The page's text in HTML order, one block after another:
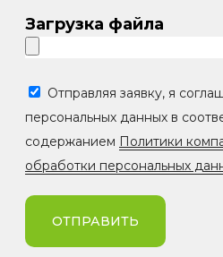
Загрузка файла
Отправляя заявку, я
персональных данных в
содержанием Политики
обработки персональных
ОТПРАВИТЬ